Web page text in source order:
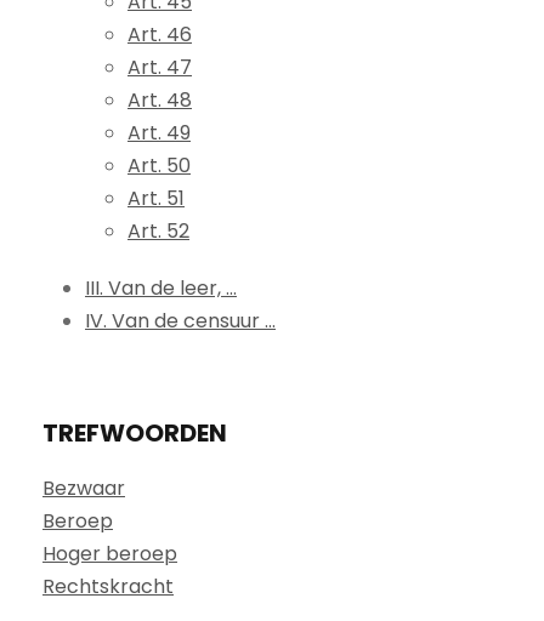
Art. 46
Art. 47
Art. 48
Art. 49
Art. 50
Art. 51
Art. 52
III. Van de leer, ...
IV. Van de censuur ...
TREFWOORDEN
Bezwaar
Beroep
Hoger beroep
Rechtskracht